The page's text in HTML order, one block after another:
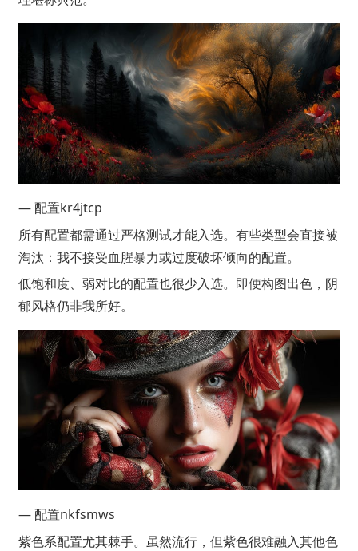
— 配置kr4jtcp
所有配置都需通过严格测试才能入选。有些类型会直接被
淘汰：我不接受血腥暴力或过度破坏倾向的配置。
低饱和度、弱对比的配置也很少入选。即便构图出色，阴
郁风格仍非我所好。
— 配置nkfsmws
紫色系配置尤其棘手。虽然流行，但紫色很难融入其他色